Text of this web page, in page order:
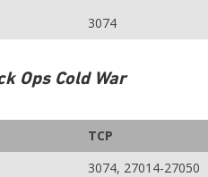
3074
Ops Cold War
TCP
3074, 27014-27050